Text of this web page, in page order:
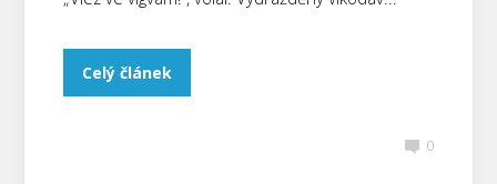
Celý článek
0